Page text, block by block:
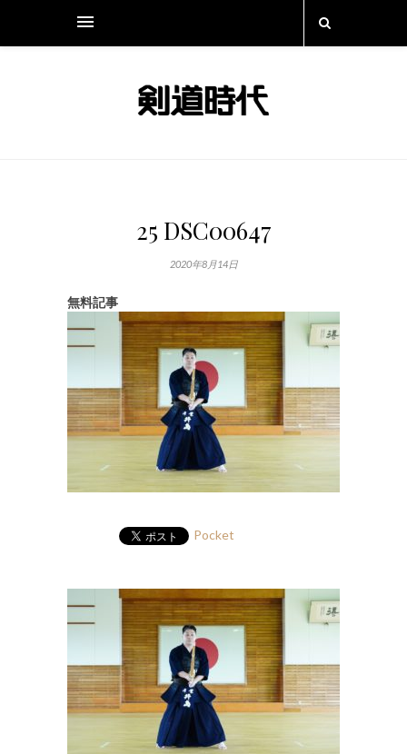
25 DSC00647
2020年8月14日
無料記事
Pocket